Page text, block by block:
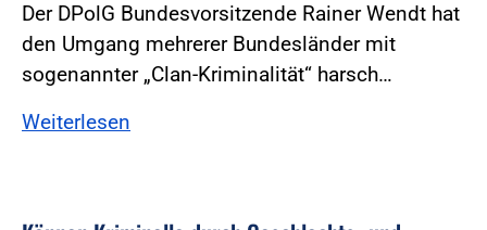
Der DPolG Bundesvorsitzende Rainer Wendt hat
den Umgang mehrerer Bundesländer mit
sogenannter „Clan-Kriminalität“ harsch…
Weiterlesen